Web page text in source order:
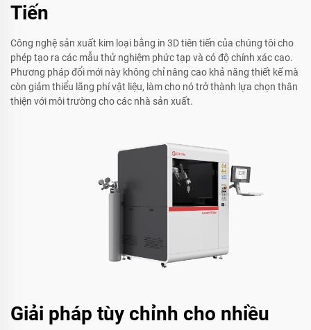
Tiến
Công nghệ sản xuất kim loại bằng in 3D tiên tiến của chúng tôi cho
phép tạo ra các mẫu thử nghiệm phức tạp và có độ chính xác cao.
Phương pháp đổi mới này không chỉ nâng cao khả năng thiết kế mà
còn giảm thiểu lãng phí vật liệu, làm cho nó trở thành lựa chọn thân
thiện với môi trường cho các nhà sản xuất.
Giải pháp tùy chỉnh cho nhiều